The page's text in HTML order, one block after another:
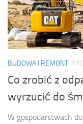
BUDOWA I REMONT 17
Co zrobić z
wyrzucić do
W gospodarstwach